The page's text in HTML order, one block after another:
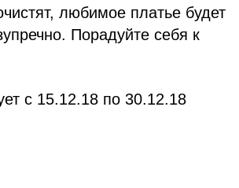
любимое платье будет
Порадуйте себя к
с 15.12.18 по 30.12.18